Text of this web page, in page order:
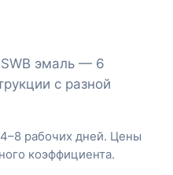
эмаль — 6
с разной
рабочих дней. Цены
коэффициента.